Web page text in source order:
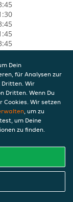
Dein
für Analysen zur
Wir
Dritten. Wenn Du
Cookies. Wir setzen
, um zu
um Deine
zu finden.